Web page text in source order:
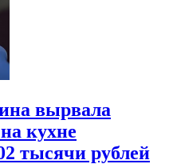
вырвала
кухне
тысячи рублей